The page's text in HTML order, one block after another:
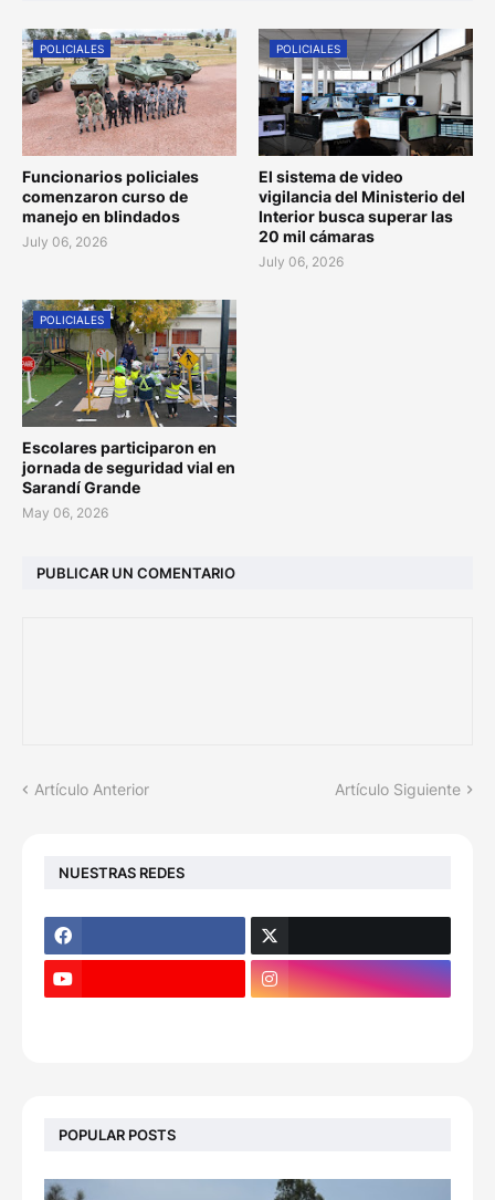
POLICIALES
Funcionarios policiales
comenzaron curso de
manejo en blindados
July 06, 2026
POLICIALES
El sistema de video
vigilancia del Ministerio del
Interior busca superar las
20 mil cámaras
July 06, 2026
POLICIALES
Escolares participaron en
jornada de seguridad vial en
Sarandí Grande
May 06, 2026
PUBLICAR UN COMENTARIO
Artículo Anterior Artículo Siguiente
NUESTRAS REDES
POPULAR POSTS